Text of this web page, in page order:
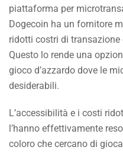
piattaforma per
Dogecoin ha un fornitore
ridotti costri di
Questo lo rende una
gioco d’azzardo dove le
desiderabili.
L’accessibilità e i costi
l’hanno effettivamente
coloro che cercano di